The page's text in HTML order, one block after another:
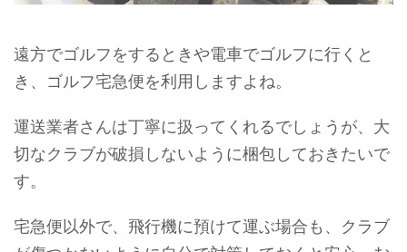
遠方でゴルフをするときや電車でゴルフに行くと
き、ゴルフ宅急便を利用しますよね。
運送業者さんは丁寧に扱ってくれるでしょうが、大
切なクラブが破損しないように梱包しておきたいで
す。
宅急便以外で、飛行機に預けて運ぶ場合も、クラブ